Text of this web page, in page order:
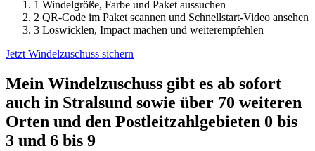
1 Windelgröße, Farbe und Paket aussuchen
2 QR-Code im Paket scannen und Schnellstart-Video ansehen
3 Loswicklen, Impact machen und weiterempfehlen
Jetzt Windelzuschuss sichern
Mein Windelzuschuss gibt es ab sofort
auch in Stralsund sowie über 70 weiteren
Orten und den Postleitzahlgebieten 0 bis
3 und 6 bis 9